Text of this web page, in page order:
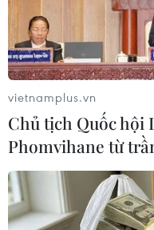
[Audio]
của Facebook là
vietnamplus.vn
Chủ tịch Quốc hội
Phomvihane từ